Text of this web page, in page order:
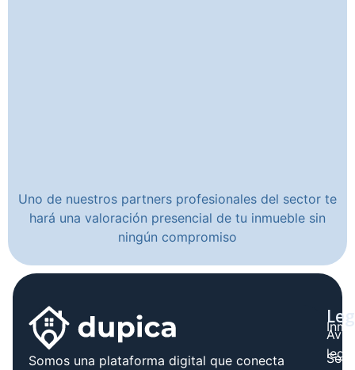
Uno de nuestros partners profesionales del sector te
hará una valoración presencial de tu inmueble sin
ningún compromiso
Somos una plataforma digital que conecta
legal